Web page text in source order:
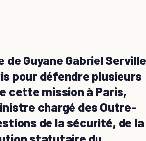
Guyane Gabriel Serville
pour défendre plusieurs
cette mission à Paris,
chargé des Outre-
de la sécurité, de la